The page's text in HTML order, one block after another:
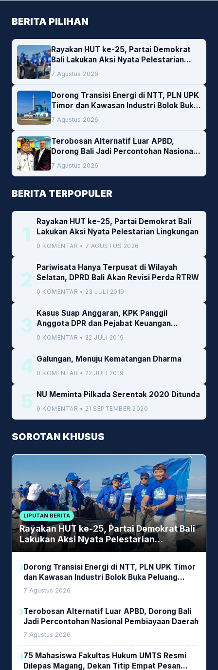
BERITA PILIHAN
Rayakan HUT ke-25, Partai Demokrat
Bali Lakukan Aksi Nyata Pelestarian
Lingkungan
7 Agustus 2026
Dorong Transisi Energi di NTT, PLN UPK
Timor dan Kawasan Industri Bolok Buka
Peluang Investasi Woodchip untuk
Cofiring PLTU Bolok
7 Agustus 2026
Terobosan Alternatif Luar APBD,
Dorong Bali Jadi Percontohan Nasional
Pembiayaan Daerah
7 Agustus 2026
BERITA TERPOPULER
1
Rayakan HUT ke-25, Partai Demokrat Bali
Lakukan Aksi Nyata Pelestarian Lingkungan
0 KOMENTAR • 7 AGUSTUS 2026
2
Pariwisata Hanya Terpusat di Wilayah
Selatan, DPRD Bali Akan Revisi Perda RTRW
0 KOMENTAR • 23 JULI 2019
3
Kasus Suap Anggaran, KPK Panggil
Anggota DPR dan Pejabat Keuangan
Kemenkeu
0 KOMENTAR • 22 JULI 2019
4 Galungan, Menuju Kematangan Dharma
0 KOMENTAR • 22 JULI 2019
5 NU Meminta Pilkada Serentak 2020 Ditunda
0 KOMENTAR • 21 SEPTEMBER 2020
SOROTAN KHUSUS
LIPUTAN BERITA
Rayakan HUT ke-25, Partai Demokrat Bali
Lakukan Aksi Nyata Pelestarian
Lingkungan
Dorong Transisi Energi di NTT, PLN UPK Timor
dan Kawasan Industri Bolok Buka Peluang
Investasi Woodchip untuk Cofiring PLTU Bolok
7 Agustus 2026
Terobosan Alternatif Luar APBD, Dorong Bali
Jadi Percontohan Nasional Pembiayaan Daerah
7 Agustus 2026
75 Mahasiswa Fakultas Hukum UMTS Resmi
Dilepas Magang, Dekan Titip Empat Pesan